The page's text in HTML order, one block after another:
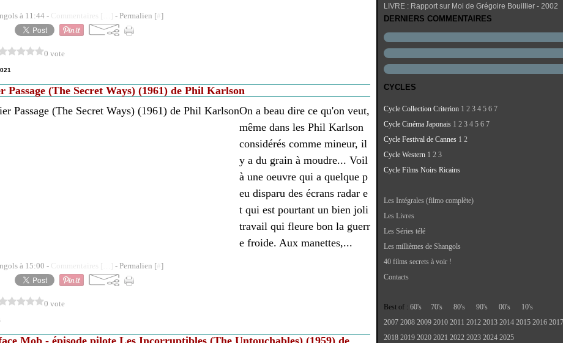
à 11:44 - Commentaires [ - Permalien [ ]
0 vote
Passage (The Secret Ways) (1961) de Phil Karlson
On a beau dire ce qu'on veut,
même dans les Phil Karlson
considérés comme mineur, il
y a du grain à moudre... Voil
à une oeuvre qui a quelque p
eu disparu des écrans radar e
t qui est pourtant un bien joli
travail qui fleure bon la guerr
e froide. Aux manettes,...
à 15:00 - Commentaires [ - Permalien [ ]
0 vote
Mob - épisode pilote Les Incorruptibles (The Untouchables) (1959) de
LIVRE : Rapport sur Moi de Grégoire Bouillier - 2002
DERNIERS COMMENTAIRES
CYCLES
Cycle Collection Criterion 1 2 3 4 5 6 7
Cycle Cinéma Japonais 1 2 3 4 5 6 7
Cycle Festival de Cannes 1 2
Cycle Western 1 2 3
Cycle Films Noirs Ricains
Les Intégrales (filmo complète)
Les Livres
Les Séries télé
Les millièmes de Shangols
40 films secrets à voir !
Contacts
Best of : 60's 70's 80's 90's 00's
10's
2007 2008 2009 2010 2011 2012 2013 2014 2015 2016 2017
2018 2019 2020 2021 2022 2023 2024 2025